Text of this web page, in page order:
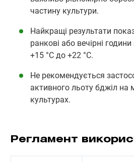
частину культури.
Найкращі результати
ранкові або вечірні
+15 °C до +22 °C.
Не рекомендується
активного льоту бджіл на
культурах.
Регламент